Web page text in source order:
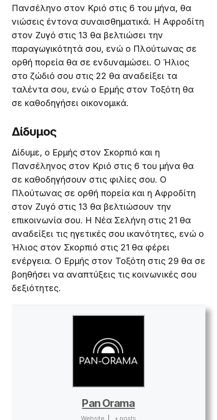
Πανσέληνο στον Κριό στις 6 του μήνα, θα
νιώσεις έντονα συναισθηματικά. Η Αφροδίτη
στον Ζυγό στις 13 θα βελτιώσει την
παραγωγικότητά σου, ενώ ο Πλούτωνας σε
ορθή πορεία θα σε ενδυναμώσει. Ο Ήλιος
στο ζώδιό σου στις 22 θα αναδείξει τα
ταλέντα σου, ενώ ο Ερμής στον Τοξότη θα
σε καθοδηγήσει οικονομικά.
Δίδυμος
Δίδυμε, ο Ερμής στον Σκορπιό και η
Πανσέληνος στον Κριό στις 6 του μήνα θα
σε καθοδηγήσουν στις φιλίες σου. Ο
Πλούτωνας σε ορθή πορεία και η Αφροδίτη
στον Ζυγό στις 13 θα βελτιώσουν την
επικοινωνία σου. Η Νέα Σελήνη στις 21 θα
αναδείξει τις ηγετικές σου ικανότητες, ενώ ο
Ήλιος στον Σκορπιό στις 21 θα φέρει
ενέργεια. Ο Ερμής στον Τοξότη στις 29 θα σε
βοηθήσει να αναπτύξεις τις κοινωνικές σου
δεξιότητες.
Pan Orama
Website + posts